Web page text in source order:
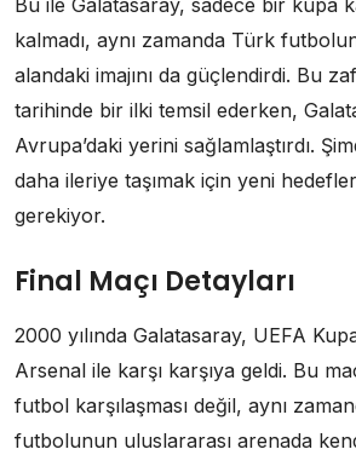
Bu ile Galatasaray, sadece bir kupa
kalmadı, aynı zamanda Türk
alandaki imajını da güçlendirdi. Bu
tarihinde bir ilki temsil ederken,
Avrupa’daki yerini sağlamlaştırdı.
daha ileriye taşımak için yeni
gerekiyor.
Final Maçı Detayları
2000 yılında Galatasaray, UEFA
Arsenal ile karşı karşıya geldi. Bu
futbol karşılaşması değil, aynı
futbolunun uluslararası arenada